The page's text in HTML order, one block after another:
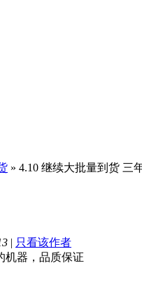
» 4.10 继续大批量到货 三
| 只看该作者
机器，品质保证